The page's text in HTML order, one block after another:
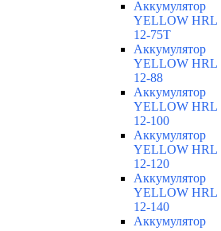
Аккумулятор
YELLOW HRL
12-75Т
Аккумулятор
YELLOW HRL
12-88
Аккумулятор
YELLOW HRL
12-100
Аккумулятор
YELLOW HRL
12-120
Аккумулятор
YELLOW HRL
12-140
Аккумулятор